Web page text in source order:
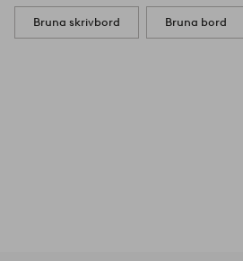
Bruna skrivbord Bruna bord